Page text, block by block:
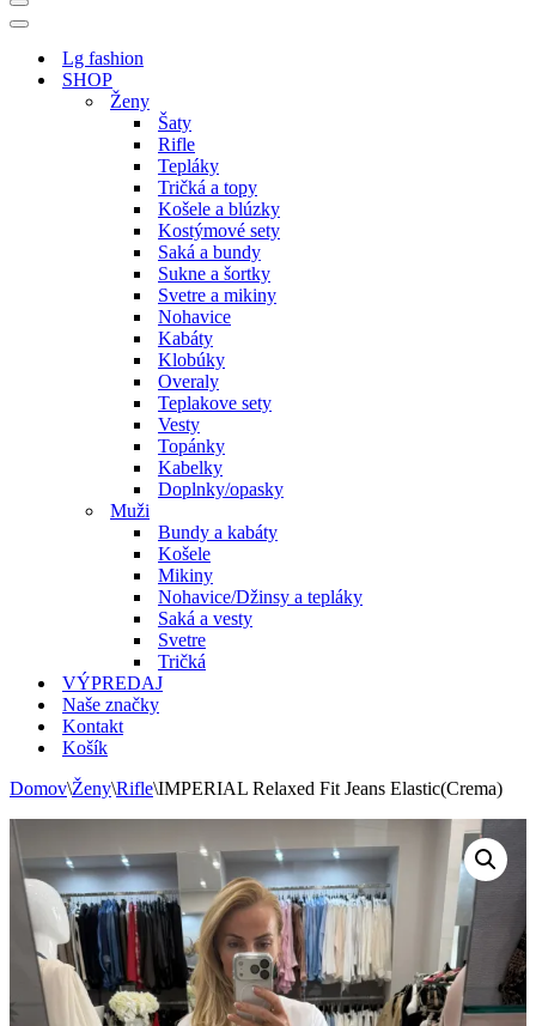
Menu
navigácie
Menu
navigácieLg fashion
SHOP
Ženy
Šaty
Rifle
Tepláky
Tričká a topy
Košele a blúzky
Kostýmové sety
Saká a bundy
Sukne a šortky
Svetre a mikiny
Nohavice
Kabáty
Klobúky
Overaly
Teplakove sety
Vesty
Topánky
Kabelky
Doplnky/opasky
Muži
Bundy a kabáty
Košele
Mikiny
Nohavice/Džinsy a tepláky
Saká a vesty
Svetre
Tričká
VÝPREDAJ
Naše značky
Kontakt
Košík
Domov\Ženy\Rifle\IMPERIAL Relaxed Fit Jeans Elastic(Crema)